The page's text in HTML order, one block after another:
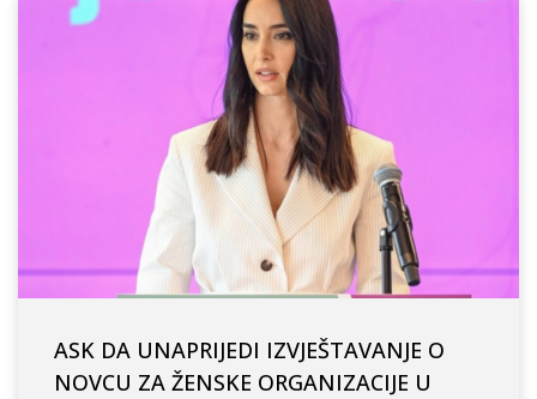
ASK DA UNAPRIJEDI IZVJEŠTAVANJE O
NOVCU ZA ŽENSKE ORGANIZACIJE U